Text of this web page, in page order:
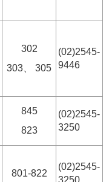
302
303、 305
(02)2545-
9446
845
823
(02)2545-
3250
801-822
(02)2545-